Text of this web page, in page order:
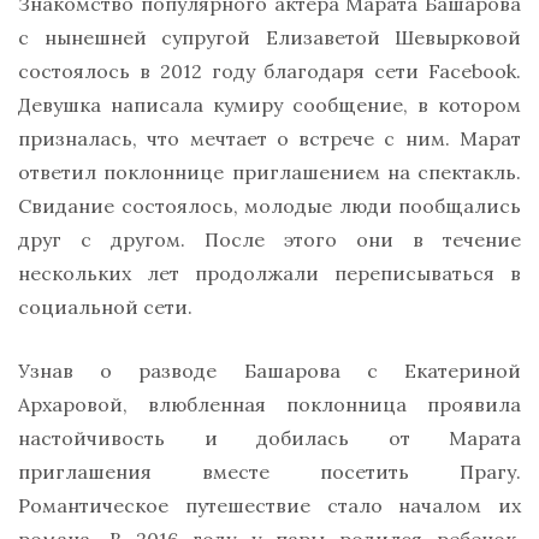
с нынешней супругой Елизаветой Шевырковой
состоялось в 2012 году благодаря сети Facebook.
Девушка написала кумиру сообщение, в котором
призналась, что мечтает о встрече с ним. Марат
ответил поклоннице приглашением на спектакль.
Свидание состоялось, молодые люди пообщались
друг с другом. После этого они в течение
нескольких лет продолжали переписываться в
социальной сети.
Узнав о разводе Башарова с Екатериной
Архаровой, влюбленная поклонница проявила
настойчивость и добилась от Марата
приглашения вместе посетить Прагу.
Романтическое путешествие стало началом их